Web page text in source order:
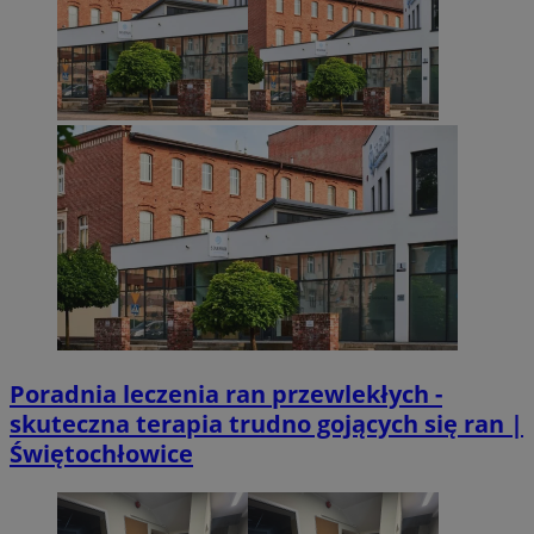
Poradnia leczenia ran przewlekłych -
skuteczna terapia trudno gojących się ran |
Świętochłowice
VISITOR_PRIVACY_METADATA
YouTube
.youtube.com
CookieScriptConsent